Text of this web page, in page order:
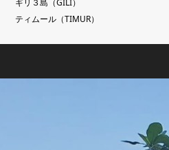
ティムール（TIMUR）